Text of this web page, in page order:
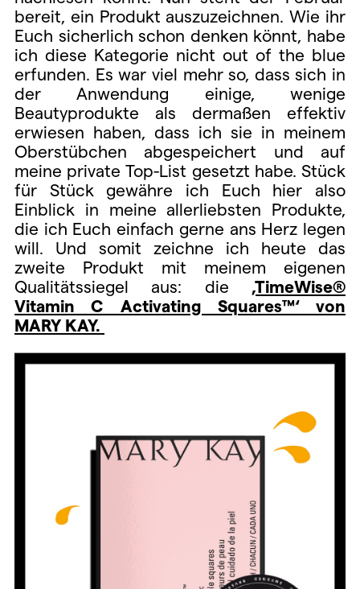
bereit, ein Produkt auszuzeichnen. Wie ihr
Euch sicherlich schon denken könnt, habe
ich diese Kategorie nicht out of the blue
erfunden. Es war viel mehr so, dass sich in
der Anwendung einige, wenige
Beautyprodukte als dermaßen effektiv
erwiesen haben, dass ich sie in meinem
Oberstübchen abgespeichert und auf
meine private Top-List gesetzt habe. Stück
für Stück gewähre ich Euch hier also
Einblick in meine allerliebsten Produkte,
die ich Euch einfach gerne ans Herz legen
will. Und somit zeichne ich heute das
zweite Produkt mit meinem eigenen
Qualitätssiegel aus: die ‚TimeWise®
Vitamin C Activating Squares™‘ von
MARY KAY.